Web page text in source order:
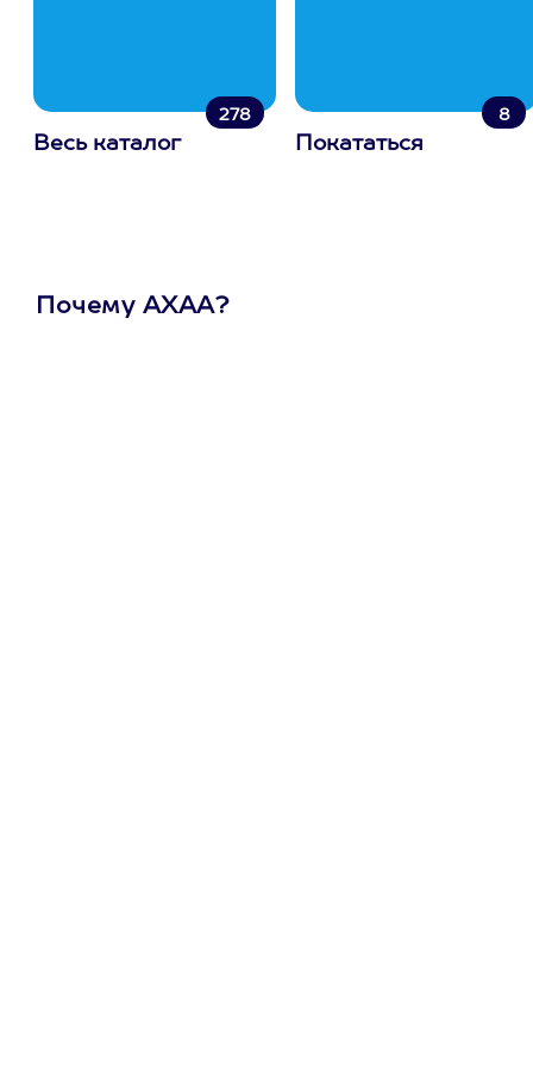
278
Весь каталог
8
Покататься
Почему АХАА?